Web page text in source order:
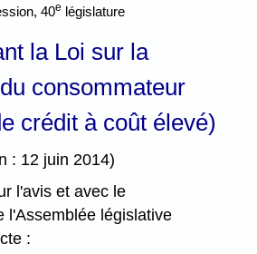
40e législature
la Loi sur la
consommateur
crédit à coût élevé)
: 12 juin 2014)
l'avis et avec le
l'Assemblée législative
: